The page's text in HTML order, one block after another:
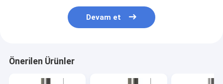
Devam et
Önerilen Ürünler